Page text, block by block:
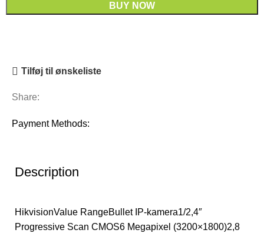
BUY NOW
Tilføj til ønskeliste
Share:
Payment Methods:
Description
HikvisionValue RangeBullet IP-kamera1/2,4″
Progressive Scan CMOS6 Megapixel (3200×1800)2,8